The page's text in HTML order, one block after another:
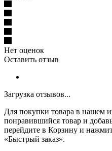
Нет оценок
Оставить отзыв
Загрузка отзывов...
Для покупки товара в нашем
понравившийся товар и
перейдите в Корзину и
«Быстрый заказ».